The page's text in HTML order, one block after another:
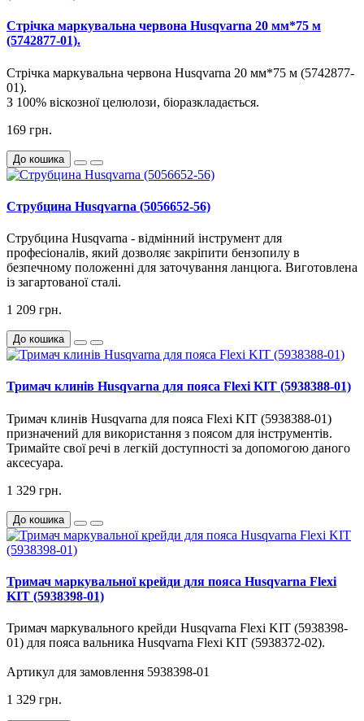
Стрічка маркувальна червона Husqvarna 20 мм*75 м
(5742877-01).
Стрічка маркувальна червона Husqvarna 20 мм*75 м (5742877-
01).
З 100% віскозної целюлози, біоразкладається.
169 грн.
До кошика
Струбцина Husqvarna (5056652-56)
Струбцина Husqvarna - відмінний інструмент для
професіоналів, який дозволяє закріпити бензопилу в
безпечному положенні для заточування ланцюга. Виготовлена
із загартованої сталі.
1 209 грн.
До кошика
Тримач клинів Husqvarna для пояса Flexi KIT (5938388-01)
Тримач клинів Husqvarna для пояса Flexi KIT (5938388-01)
призначений для використання з поясом для інструментів.
Тримайте свої речі в легкій доступності за допомогою даного
аксесуара.
1 329 грн.
До кошика
Тримач маркувальної крейди для пояса Husqvarna Flexi
KIT (5938398-01)
Тримач маркувального крейди Husqvarna Flexi KIT (5938398-
01) для пояса вальника Husqvarna Flexi KIT (5938372-02).
Артикул для замовлення 5938398-01
1 329 грн.